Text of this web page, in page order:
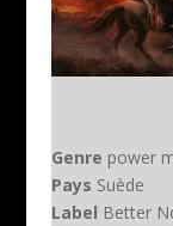
Genre power
Pays Suède
Label Better